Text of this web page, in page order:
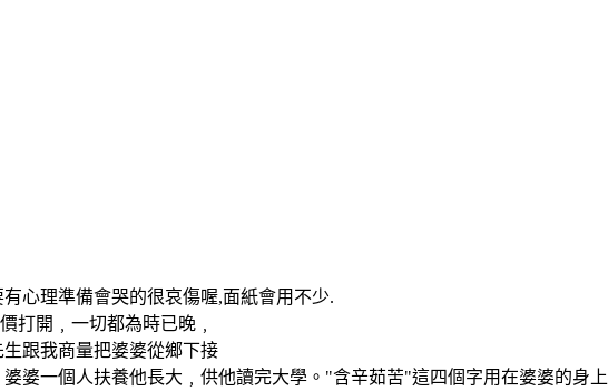
心理準備會哭的很哀傷喔,面紙會用不少.
打開﹐一切都為時已晚﹐
跟我商量把婆婆從鄉下接
婆一個人扶養他長大﹐供他讀完大學。"含辛茹苦"這四個字用在婆婆的身